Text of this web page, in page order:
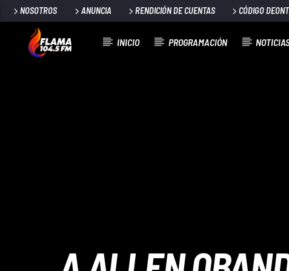
NOSOTROS ANUNCIA RENDICIÓN DE CUENTAS CÓDIGO
INICIO PROGRAMACIÓN